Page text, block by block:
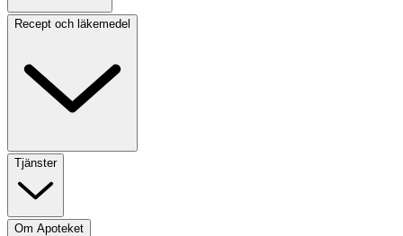
Recept och läkemedel
Tjänster
Om Apoteket